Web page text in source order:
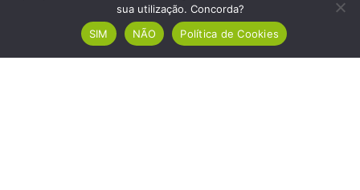
sua utilização. Concorda?
SIM
NÃO Política de Cookies